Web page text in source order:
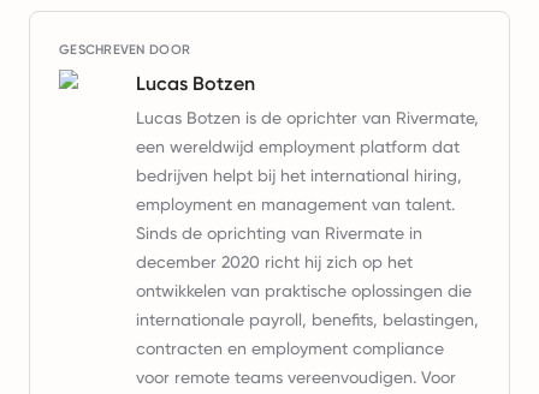
GESCHREVEN DOOR
Lucas Botzen
Lucas Botzen is de oprichter van Rivermate,
een wereldwijd employment platform dat
bedrijven helpt bij het international hiring,
employment en management van talent.
Sinds de oprichting van Rivermate in
december 2020 richt hij zich op het
ontwikkelen van praktische oplossingen die
internationale payroll, benefits, belastingen,
contracten en employment compliance
voor remote teams vereenvoudigen. Voor